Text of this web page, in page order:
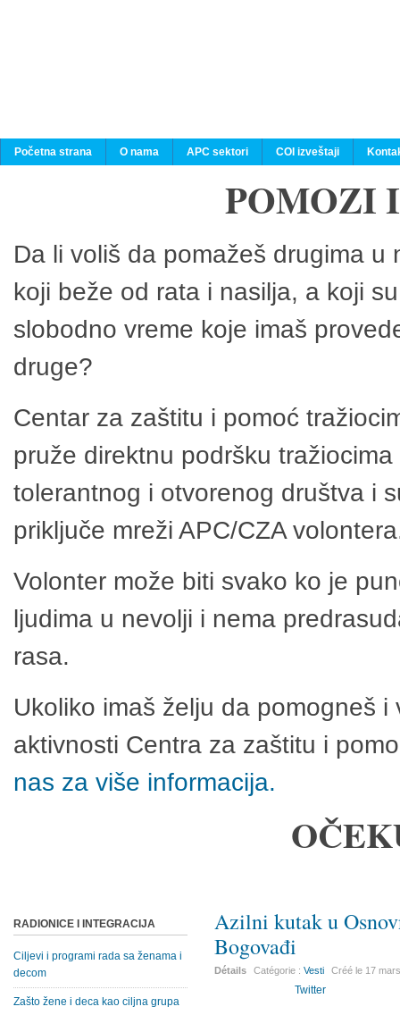
Početna strana O nama APC sektori COI izveštaji
POMOZI
Da li voliš da pomažeš drugima
koji beže od rata i nasilja, a koji
slobodno vreme koje imaš
druge?
Centar za zaštitu i pomoć
pruže direktnu podršku
tolerantnog i otvorenog društva i
priključe mreži APC/CZA
Volonter može biti svako ko je
ljudima u nevolji i nema
rasa.
Ukoliko imaš želju da pomogneš
aktivnosti Centra za zaštitu i
nas za više informacija.
Azilni kutak u
Bogovađi
Détails Catégorie :Vesti Créé le 17
Twitter
RADIONICE I INTEGRACIJA
Ciljevi i programi rada sa ženama i
decom
Zašto žene i deca kao ciljna grupa